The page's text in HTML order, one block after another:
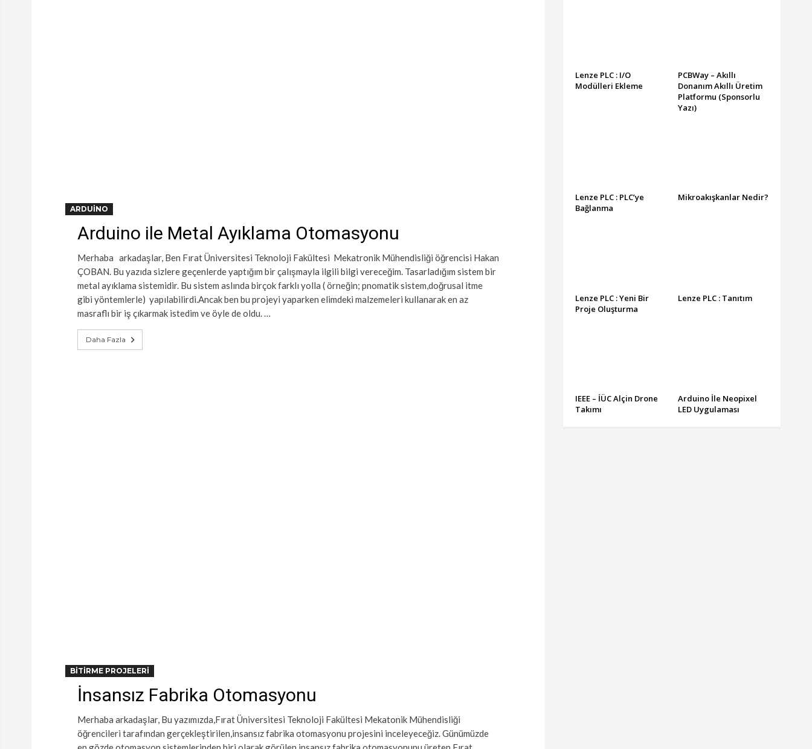
ARDUINO
Arduino ile Metal Ayıklama Otomasyonu
Merhaba arkadaşlar, Ben Fırat Üniversitesi Teknoloji Fakültesi Mekatronik Mühendisliği öğrencisi Hakan
ÇOBAN. Bu yazıda sizlere geçenlerde yaptığım bir çalışmayla ilgili bilgi vereceğim. Tasarladığım sistem bir
metal ayıklama sistemidir. Bu sistem aslında birçok farklı yolla ( örneğin; pnomatik sistem,doğrusal itme
gibi yöntemlerle) yapılabilirdi.Ancak ben bu projeyi yaparken elimdeki malzemeleri kullanarak en az
masraflı bir iş çıkarmak istedim ve öyle de oldu. …
Daha Fazla
BITIRME PROJELERI
İnsansız Fabrika Otomasyonu
Merhaba arkadaşlar, Bu yazımızda,Fırat Üniversitesi Teknoloji Fakültesi Mekatonik Mühendisliği
öğrencileri tarafından gerçekleştirilen,insansız fabrika otomasyonu projesini inceleyeceğiz. Günümüzde
Lenze PLC : I/O
Modülleri Ekleme
PCBWay – Akıllı
Donanım Akıllı Üretim
Platformu (Sponsorlu
Yazı)
Lenze PLC : PLC’ye
Bağlanma
Mikroakışkanlar Nedir?
Lenze PLC : Yeni Bir
Proje Oluşturma
Lenze PLC : Tanıtım
IEEE – İÜC Alçin Drone
Takımı
Arduino İle Neopixel
LED Uygulaması